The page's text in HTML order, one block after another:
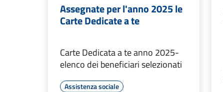
Assegnate per l'anno 2025 le
Carte Dedicate a te
Carte Dedicata a te anno 2025-
elenco dei beneficiari selezionati
Assistenza sociale